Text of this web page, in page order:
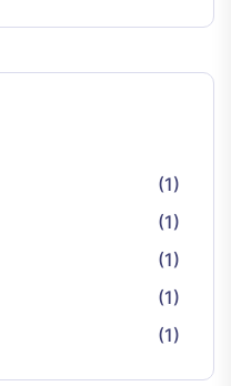
(1)
(1)
(1)
(1)
(1)